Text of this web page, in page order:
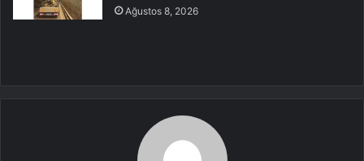
Ağustos 8, 2026